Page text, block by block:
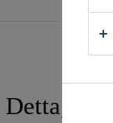
Dettagli